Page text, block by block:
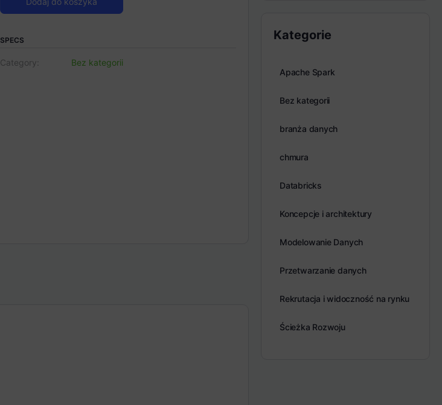
SPECS
Category: Bez kategorii
Kategorie
Apache Spark
Bez kategorii
branża danych
chmura
Databricks
Koncepcje i architektury
Modelowanie Danych
Przetwarzanie danych
Rekrutacja i widoczność na rynku
Ścieżka Rozwoju